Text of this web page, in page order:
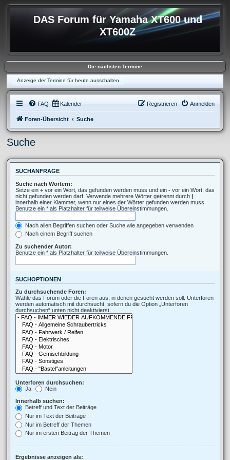
DAS Forum für Yamaha XT600 und
XT600Z
Die nächsten Termine
Anzeige der Termine für heute ausschalten
FAQ Kalender Anmelden
Registrieren
Foren-Übersicht Suche
Suche
SUCHANFRAGE
Suche nach Wörtern:
Setze ein + vor ein Wort, das gefunden werden muss und ein - vor ein Wort, das
nicht gefunden werden darf. Verwende mehrere Wörter getrennt durch |
innerhalb einer Klammer, wenn nur eines der Wörter gefunden werden muss.
Benutze ein * als Platzhalter für teilweise Übereinstimmungen.
Nach allen Begriffen suchen oder Suche wie angegeben verwenden
Nach einem Begriff suchen
Zu suchender Autor:
Benutze ein * als Platzhalter für teilweise Übereinstimmungen.
SUCHOPTIONEN
Zu durchsuchende Foren:
Wähle das Forum oder die Foren aus, in denen gesucht werden soll. Unterforen
werden automatisch mit durchsucht, sofern du die Option „Unterforen
durchsuchen“ unten nicht deaktivierst.
Unterforen durchsuchen:
Ja
Nein
Innerhalb suchen:
Betreff und Text der Beiträge
Nur im Text der Beiträge
Nur im Betreff der Themen
Nur im ersten Beitrag der Themen
Ergebnisse anzeigen als: